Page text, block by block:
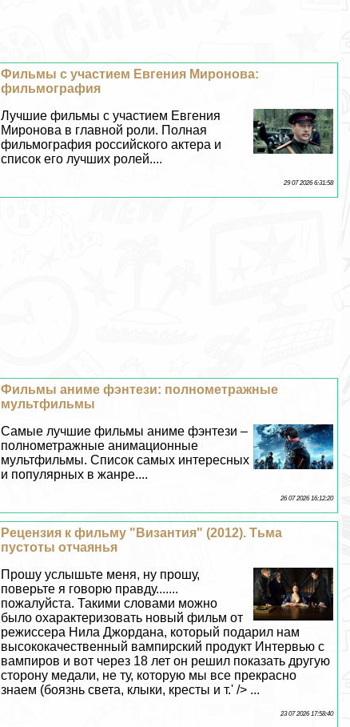
Фильмы с участием Евгения Миронова:
фильмография
Лучшие фильмы с участием Евгения
Миронова в главной роли. Полная
фильмография российского актера и
список его лучших ролей....
29 07 2026 6:31:58
Фильмы аниме фэнтези: полнометражные
мультфильмы
Самые лучшие фильмы аниме фэнтези –
полнометражные анимационные
мультфильмы. Список самых интересных
и популярных в жанре....
26 07 2026 16:12:20
Рецензия к фильму "Византия" (2012). Тьма
пустоты отчаянья
Прошу услышьте меня, ну прошу,
поверьте я говорю правду.......
пожалуйста. Такими словами можно
было охаpaктеризовать новый фильм от
режиссера Нила Джордана, который подарил нам
высококачественный вампирский продукт Интервью с
вампиров и вот через 18 лет он решил показать другую
сторону медали, не ту, которую мы все прекрасно
знаем (боязнь света, клыки, кресты и т.' /> ...
23 07 2026 17:58:40